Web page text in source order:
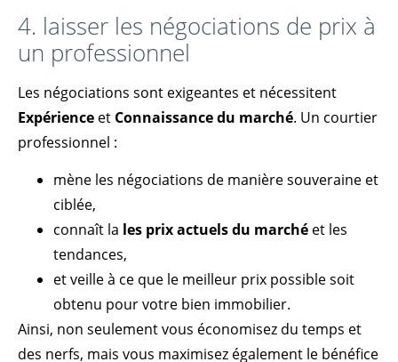
4. laisser les négociations de prix à
un professionnel
Les négociations sont exigeantes et nécessitent
Expérience et Connaissance du marché. Un courtier
professionnel :
mène les négociations de manière souveraine et
ciblée,
connaît la les prix actuels du marché et les
tendances,
et veille à ce que le meilleur prix possible soit
obtenu pour votre bien immobilier.
Ainsi, non seulement vous économisez du temps et
des nerfs, mais vous maximisez également le bénéfice